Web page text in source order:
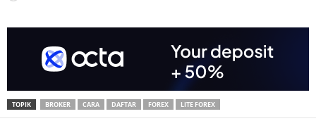
TOPIK BROKER CARA DAFTAR FOREX LITE FOREX